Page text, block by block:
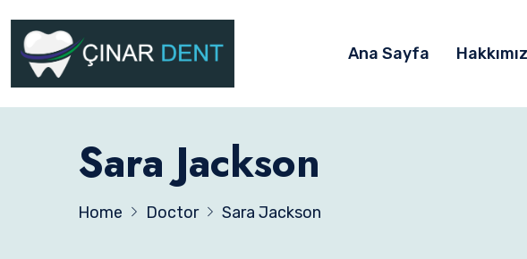
Ana Sayfa
Sara Jackson
Home Doctor Sara Jackson